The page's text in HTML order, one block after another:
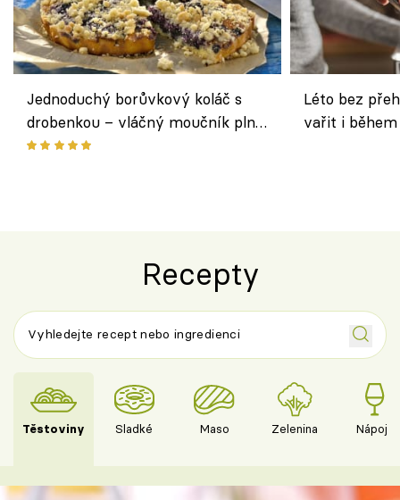
Jednoduchý borůvkový koláč s
drobenkou – vláčný moučník plný
ovoce
Léto bez
vařit i
Recepty
Těstoviny Sladké Maso Zelenina Nápoje